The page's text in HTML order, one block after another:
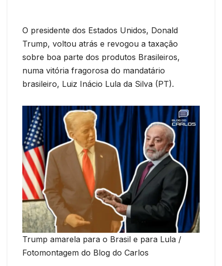
O presidente dos Estados Unidos, Donald
Trump, voltou atrás e revogou a taxação
sobre boa parte dos produtos Brasileiros,
numa vitória fragorosa do mandatário
brasileiro, Luiz Inácio Lula da Silva (PT).
Trump amarela para o Brasil e para Lula /
Fotomontagem do Blog do Carlos